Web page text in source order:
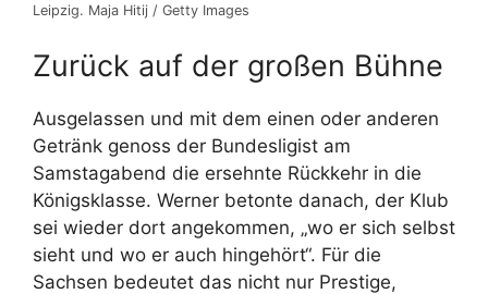
Leipzig. Maja Hitij / Getty Images
Zurück auf der großen Bühne
Ausgelassen und mit dem einen oder anderen
Getränk genoss der Bundesligist am
Samstagabend die ersehnte Rückkehr in die
Königsklasse. Werner betonte danach, der Klub
sei wieder dort angekommen, „wo er sich selbst
sieht und wo er auch hingehört“. Für die
Sachsen bedeutet das nicht nur Prestige,